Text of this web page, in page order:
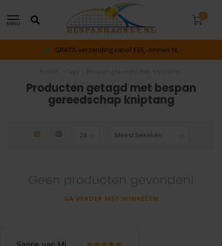
MENU
0
GRATIS verzending vanaf €65,- binnen NL
Producten getagd met bespan
gereedschap kniptang
Geen producten gevonden!
GA VERDER MET WINKELEN